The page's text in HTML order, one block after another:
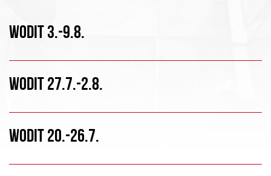
WODIT 3.-9.8.
WODIT 27.7.-2.8.
WODIT 20.-26.7.